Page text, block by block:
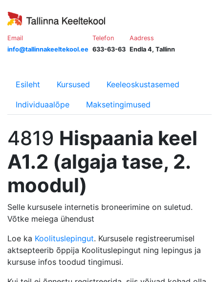
Email
info@tallinnakeeltekool.ee
Telefon
633-63-63
Aadress
Endla 4, Tallinn
Esileht Kursused Keeleoskustasemed
Individuaalõpe Maksetingimused
4819 Hispaania keel
A1.2 (algaja tase, 2.
moodul)
Selle kursusele internetis broneerimine on suletud.
Võtke meiega ühendust
Loe ka Koolituslepingut. Kursusele registreerumisel
aktsepteerib õppija Koolituslepingut ning lepingus ja
kursuse infos toodud tingimusi.